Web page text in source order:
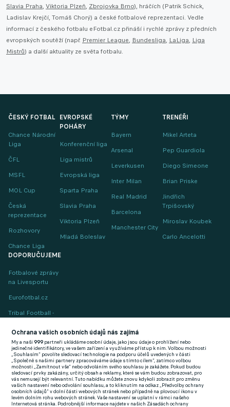
Slavia Praha, Viktoria Plzeň, Zbrojovka Brno), hráčích (Patrik Schick,
Ladislav Krejčí, Tomáš Chorý) a české fotbalové reprezentaci. Vedle
informací z českého fotbalu eFotbal.cz přináší i rychlé zprávy z předních
evropských soutěží (např. Premier League, Bundesliga, LaLiga, Liga
Mistrů) a další aktuality ze světa fotbalu.
ČESKÝ FOTBAL
Chance Národní
Liga
ČFL
MSFL
MOL Cup
Česká
reprezentace
Rozhovory
Chance Liga
EVROPSKÉ
POHÁRY
Konferenční liga
Liga mistrů
Evropská liga
Sparta Praha
Slavia Praha
Viktoria Plzeň
Mladá Boleslav
TÝMY
Bayern
Arsenal
Leverkusen
Inter Milan
Real Madrid
Barcelona
Manchester City
TRENÉŘI
Mikel Arteta
Pep Guardiola
Diego Simeone
Brian Priske
Jindřich
Trpišovský
Miroslav Koubek
Carlo Ancelotti
DOPORUČUJEME
Fotbalové zprávy
na Livesportu
Eurofotbal.cz
Tribal Football -
(EN)
FlashFutbal (SK)
Tenisportal.cz
Tenisové zprávy
na Livesportu
Ochrana vašich osobních údajů nás zajímá
My a naši999 partneři ukládáme osobní údaje, jako jsou údaje o prohlížení nebo
jedinečné identifikátory, ve vašem zařízení a využíváme přístup k nim. Volbou možnosti
„Souhlasím“ povolíte sledovací technologie na podporu účelů uvedených v části
„Společně s našimi partnery zpracováváme údaje s tímto cílem“, zatímco volbou
možnosti „Zamítnout vše“ nebo odvoláním svého souhlasu je zakážete. Pokud budou
sledovací prvky zakázány, určitý obsah a reklamy, které se vám budou zobrazovat, pro
vás nemusejí být relevantní. Tuto nabídku můžete znovu kdykoli zobrazit pro změnu
vašich nastavení nebo odvolání souhlasu, a to kliknutím na odkaz „Předvolby ochrany
osobních údajů“ v dolní části webových stránek nebo případně na plovoucí ikonu v
levém dolním rohu webových stránek. Vaše nastavení se uplatní v rámci našeho
Internetová stránka. Podrobnější informace najdete v našich Zásadách ochrany